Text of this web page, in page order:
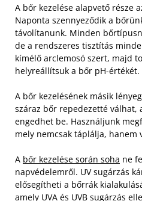
A bőr kezelése alapvető része
Naponta szennyeződik a
távolítanunk. Minden
de a rendszeres tisztítás
kímélő arclemosó szert, majd
helyreállítsuk a bőr pH-értékét.
A bőr kezelésének másik
száraz bőr repedezetté
engedhet be. Használjunk
mely nemcsak táplálja, hanem
A bőr kezelése során soha ne
napvédelemről. UV sugárzás
elősegítheti a bőrrák
amely UVA és UVB sugárzás